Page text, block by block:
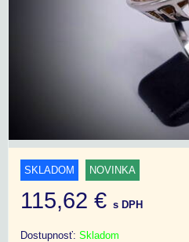
SKLADOM NOVINKA
115,62 € s DPH
Dostupnosť: Skladom